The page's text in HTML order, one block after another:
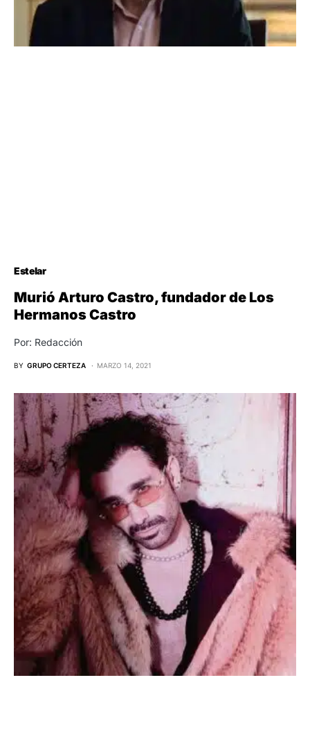
Estelar
Murió Arturo Castro, fundador de Los
Hermanos Castro
Por: Redacción
BY GRUPO CERTEZA MARZO 14, 2021